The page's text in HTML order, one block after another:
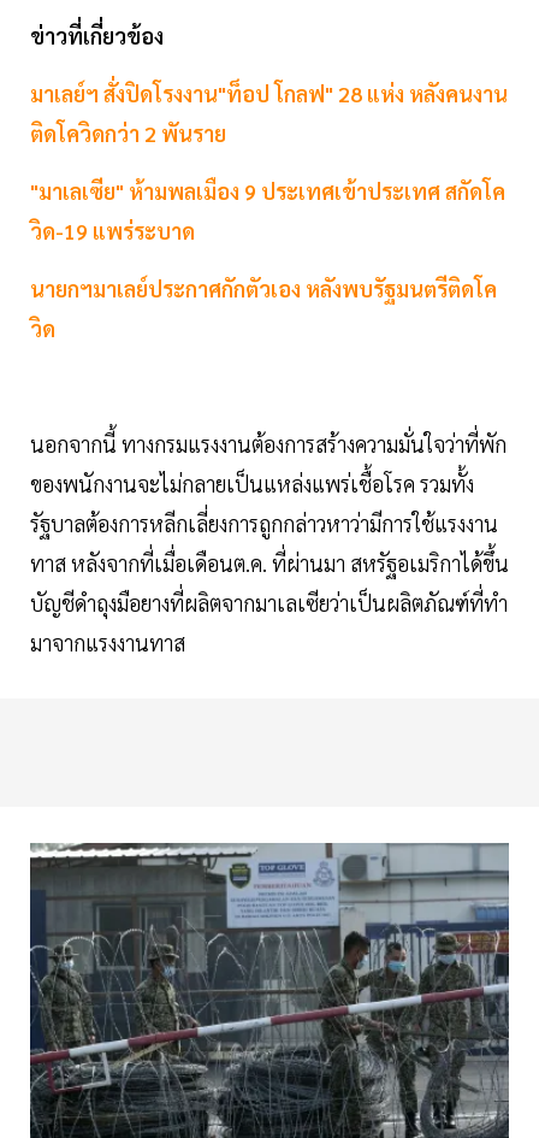
ข่าวที่เกี่ยวข้อง
มาเลย์ฯ สั่งปิดโรงงาน"ท็อป โกลฟ" 28 แห่ง หลังคนงาน
ติดโควิดกว่า 2 พันราย
"มาเลเซีย" ห้ามพลเมือง 9 ประเทศเข้าประเทศ สกัดโค
วิด-19 แพร่ระบาด
นายกฯมาเลย์ประกาศกักตัวเอง หลังพบรัฐมนตรีติดโค
วิด
นอกจากนี้ ทางกรมแรงงานต้องการสร้างความมั่นใจว่าที่พัก
ของพนักงานจะไม่กลายเป็นแหล่งแพร่เชื้อโรค รวมทั้ง
รัฐบาลต้องการหลีกเลี่ยงการถูกกล่าวหาว่ามีการใช้แรงงาน
ทาส หลังจากที่เมื่อเดือนต.ค. ที่ผ่านมา สหรัฐอเมริกาได้ขึ้น
บัญชีดำถุงมือยางที่ผลิตจากมาเลเซียว่าเป็นผลิตภัณฑ์ที่ทำ
มาจากแรงงานทาส